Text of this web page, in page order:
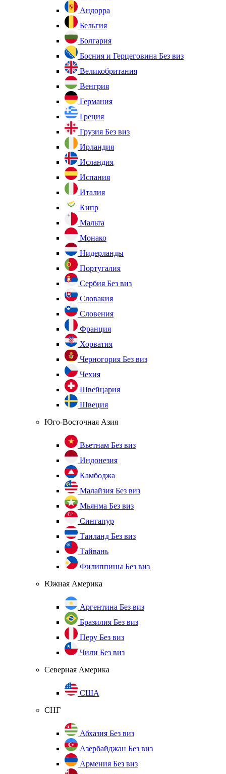
Андорра
Бельгия
Болгария
Босния и Герцеговина Без виз
Великобритания
Венгрия
Германия
Греция
Грузия Без виз
Ирландия
Исландия
Испания
Италия
Кипр
Мальта
Монако
Нидерланды
Португалия
Сербия Без виз
Словакия
Словения
Франция
Хорватия
Черногория Без виз
Чехия
Швейцария
Швеция
Юго-Восточная Азия
Вьетнам Без виз
Индонезия
Камбоджа
Малайзия Без виз
Мьянма Без виз
Сингапур
Таиланд Без виз
Тайвань
Филиппины Без виз
Южная Америка
Аргентина Без виз
Бразилия Без виз
Перу Без виз
Чили Без виз
Северная Америка
США
СНГ
Абхазия Без виз
Азербайджан Без виз
Армения Без виз